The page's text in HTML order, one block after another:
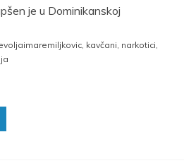
je u Dominikanskoj
, kavčani, narkotici,